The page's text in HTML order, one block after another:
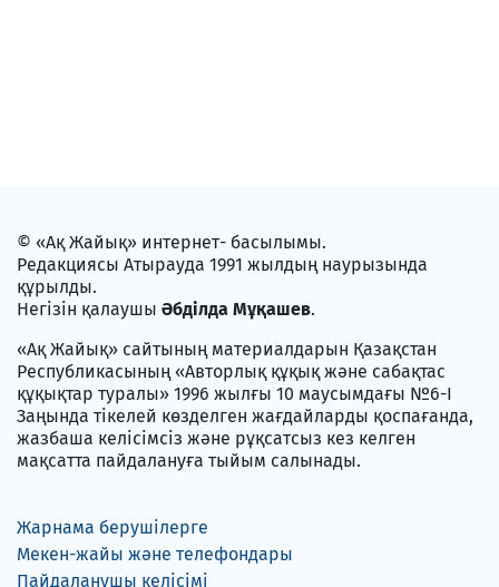
© «Ақ Жайық» интернет- басылымы.
Редакциясы Атырауда 1991 жылдың наурызында
құрылды.
Негізін қалаушы Әбділда Мұқашев.
«Ақ Жайық» сайтының материалдарын Қазақстан
Республикасының «Авторлық құқық және сабақтас
құқықтар туралы» 1996 жылғы 10 маусымдағы №6-I
Заңында тікелей көзделген жағдайларды қоспағанда,
жазбаша келісімсіз және рұқсатсыз кез келген
мақсатта пайдалануға тыйым салынады.
Жарнама берушілерге
Мекен-жайы және телефондары
Пайдаланушы келісімі